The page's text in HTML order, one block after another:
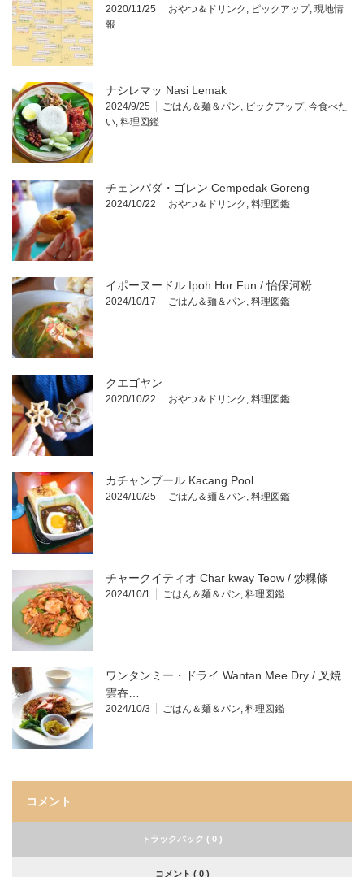
2020/11/25 おやつ＆ドリンク ピックアップ, 現地情
報
ナシレマッ Nasi Lemak
2024/9/25 ごはん＆麺＆パン ピックアップ, 今食べた
い 料理図鑑
チェンパダ・ゴレン Cempedak Goreng
2024/10/22 おやつ＆ドリンク 料理図鑑
イポーヌードル Ipoh Hor Fun / 怡保河粉
2024/10/17 ごはん＆麺＆パン 料理図鑑
クエゴヤン
2020/10/22 おやつ＆ドリンク 料理図鑑
カチャンプール Kacang Pool
2024/10/25 ごはん＆麺＆パン 料理図鑑
チャークイティオ Char kway Teow / 炒粿條
2024/10/1 ごはん＆麺＆パン 料理図鑑
ワンタンミー・ドライ Wantan Mee Dry / 叉焼
雲吞…
2024/10/3 ごはん＆麺＆パン 料理図鑑
コメント
トラックバック ( 0 )
コメント ( 0 )